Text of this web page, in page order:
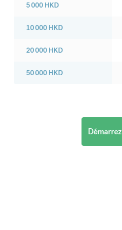
5 000 HKD
10 000 HKD
20 000 HKD
50 000 HKD
Démarrez